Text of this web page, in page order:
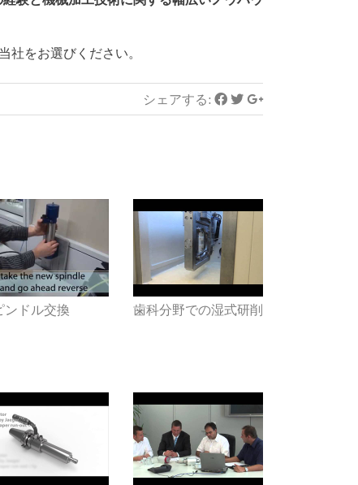
をお選びください。
シェアする:
ンドル交換 歯科分野での湿式研削